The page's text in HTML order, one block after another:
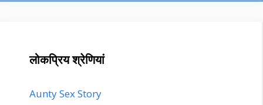
लोकप्रिय श्रेणियां
Aunty Sex Story